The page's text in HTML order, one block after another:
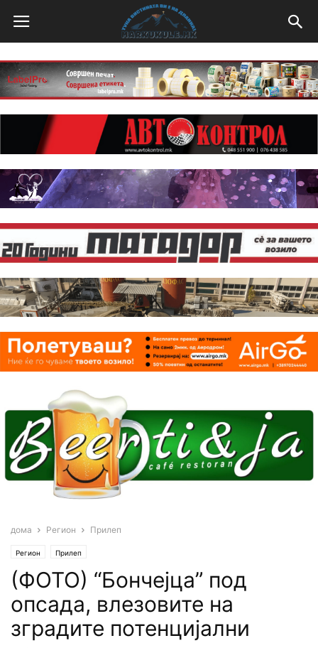
дома Регион Прилеп
Регион Прилеп
(ФОТО) “Бончејца” под
опсада, влезовите на
зградите потенцијални